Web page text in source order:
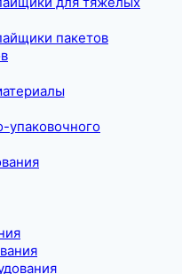
пакетов
упаковочного